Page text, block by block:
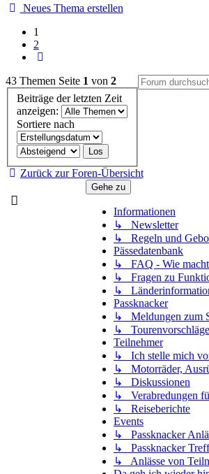
Neues Thema erstellen
1
2
Nächste
43 Themen Seite 1 von 2
Beiträge der letzten Zeit
anzeigen:
Sortiere nach
Zurück zur Foren-Übersicht
Gehe zu
Informationen
↳ Newsletter
↳ Regeln und
Pässedatenbank
↳ FAQ - Wie macht
↳ Fragen zu
↳
Passknacker
↳ Meldungen zum
↳
Teilnehmer
↳ Ich stelle mich
↳ Motorräder,
↳ Diskussionen
↳ Verabredungen
↳ Reiseberichte
Events
↳ Passknacker
↳ Passknacker
↳ Anlässe von